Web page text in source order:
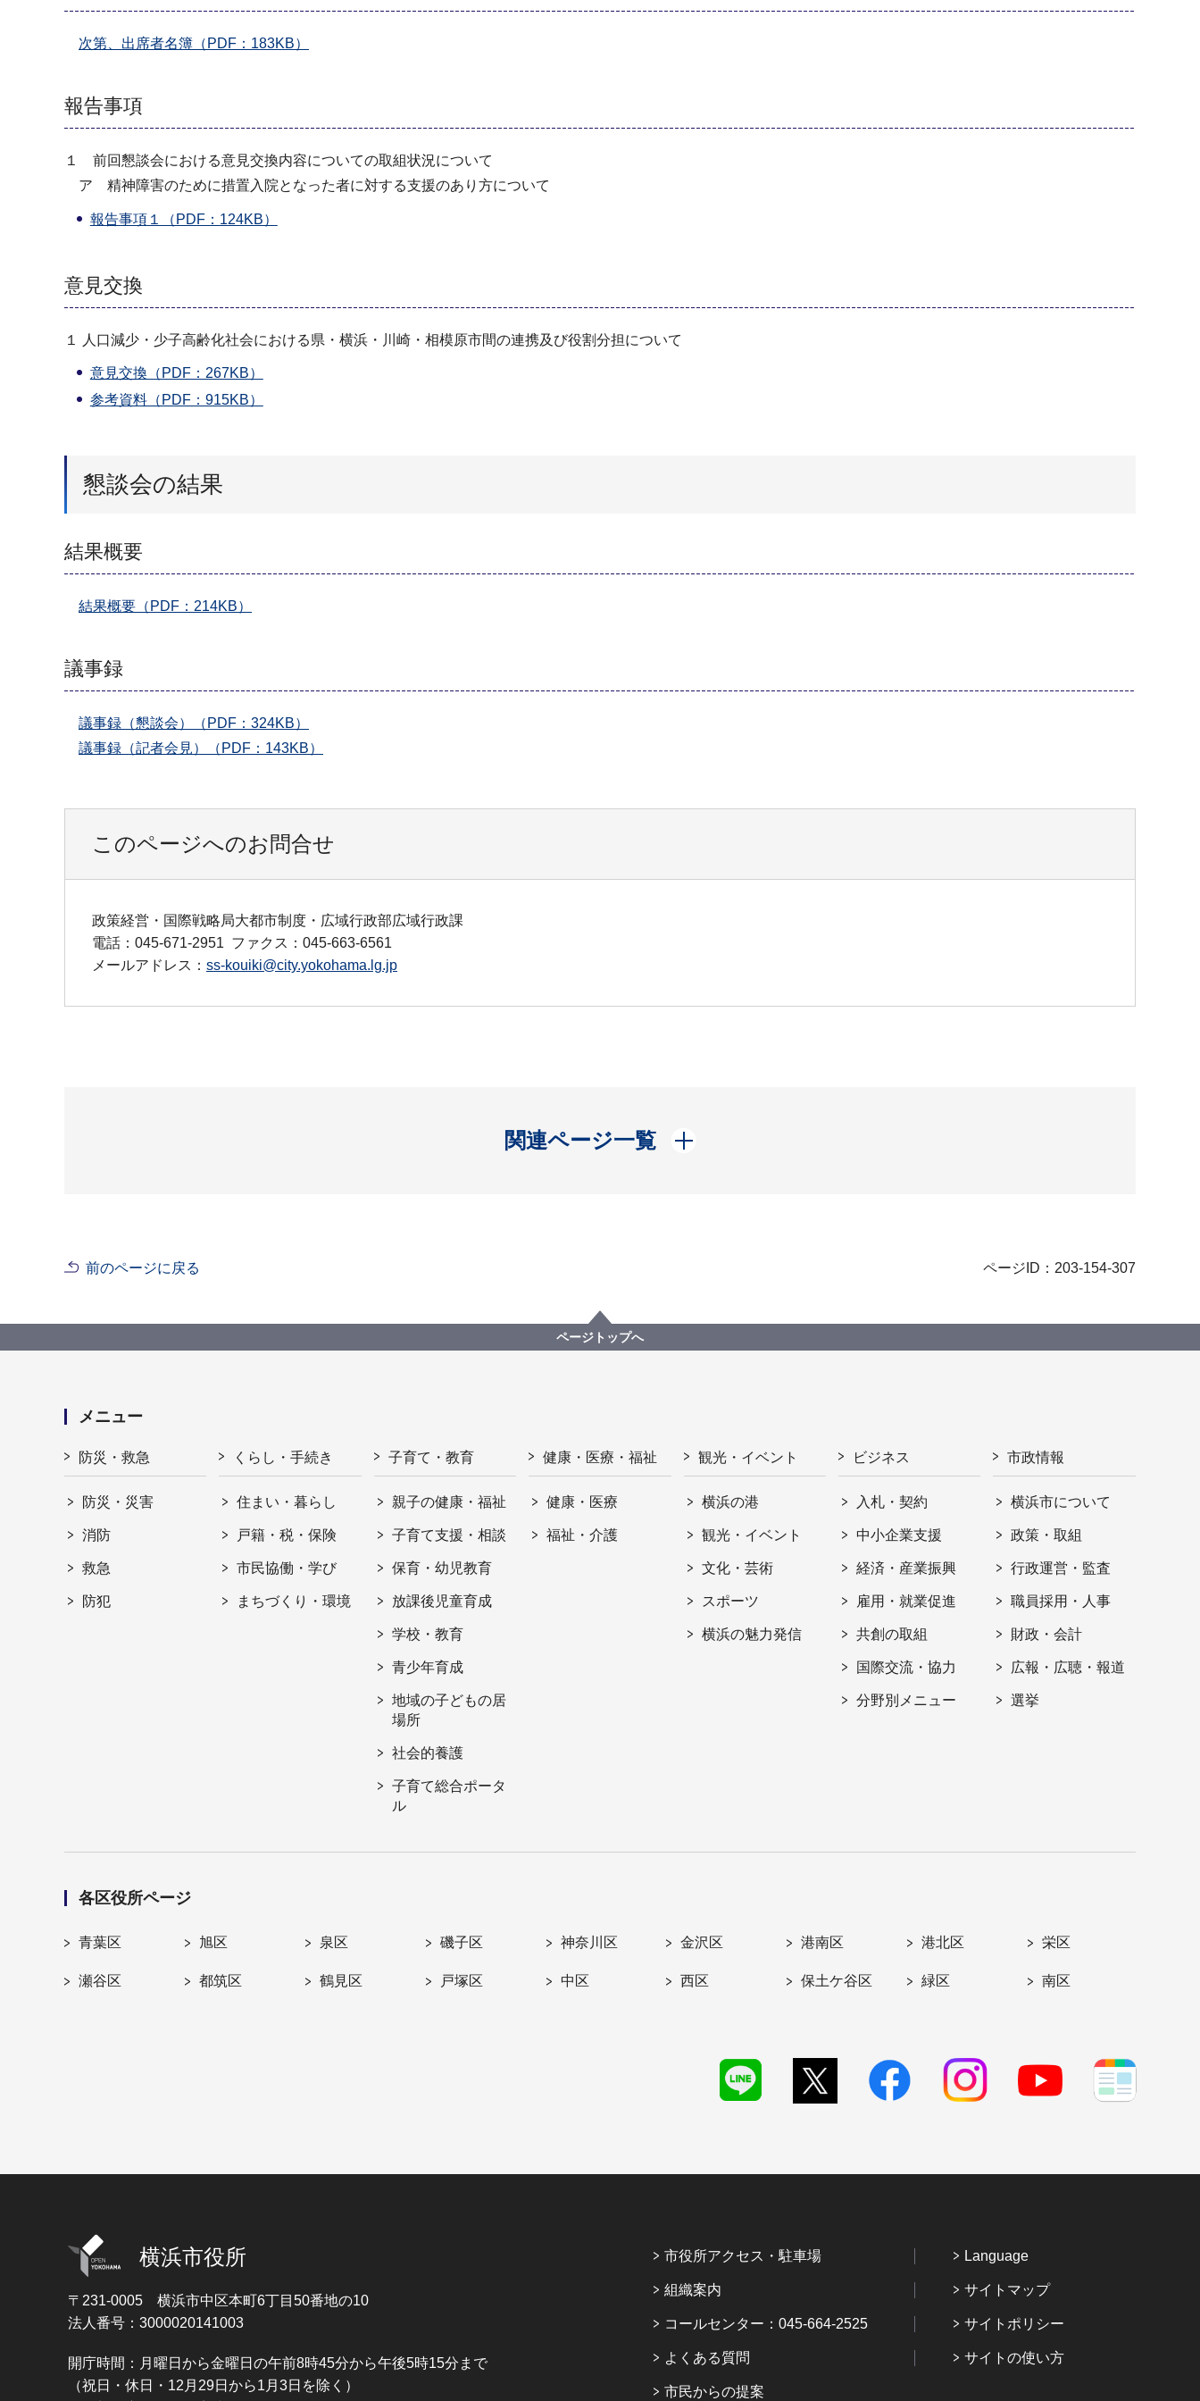
次第、出席者名簿（PDF：183KB）
報告事項
１ 前回懇談会における意見交換内容についての取組状況について
ア 精神障害のために措置入院となった者に対する支援のあり方について
報告事項１（PDF：124KB）
意見交換
１ 人口減少・少子高齢化社会における県・横浜・川崎・相模原市間の連携及び役割分担について
意見交換（PDF：267KB）
参考資料（PDF：915KB）
懇談会の結果
結果概要
結果概要（PDF：214KB）
議事録
議事録（懇談会）（PDF：324KB）
議事録（記者会見）（PDF：143KB）
このページへのお問合せ
政策経営・国際戦略局大都市制度・広域行政部広域行政課
電話：045-671-2951 ファクス：045-663-6561
メールアドレス： ss-kouiki@city.yokohama.lg.jp
関連ページ一覧
開く
前のページに戻る ページID：203-154-307
ページトップへ
メニュー
防災・救急
防災・災害
消防
救急
防犯
くらし・手続き
住まい・暮らし
戸籍・税・保険
市民協働・学び
まちづくり・環境
子育て・教育
親子の健康・福祉
子育て支援・相談
保育・幼児教育
放課後児童育成
学校・教育
青少年育成
地域の子どもの居
場所
社会的養護
子育て総合ポータ
ル
健康・医療・福祉
健康・医療
福祉・介護
観光・イベント
横浜の港
観光・イベント
文化・芸術
スポーツ
横浜の魅力発信
ビジネス
入札・契約
中小企業支援
経済・産業振興
雇用・就業促進
共創の取組
国際交流・協力
分野別メニュー
市政情報
横浜市について
政策・取組
行政運営・監査
職員採用・人事
財政・会計
広報・広聴・報道
選挙
各区役所ページ
青葉区 旭区 泉区 磯子区 神奈川区 金沢区 港南区 港北区 栄区
瀬谷区 都筑区 鶴見区 戸塚区 中区 西区 保土ケ谷区 緑区 南区
横浜市役所
〒231-0005 横浜市中区本町6丁目50番地の10
法人番号：3000020141003
開庁時間：月曜日から金曜日の午前8時45分から午後5時15分まで
（祝日・休日・12月29日から1月3日を除く）
市役所アクセス・駐車場
組織案内
コールセンター：045-664-2525
よくある質問
市民からの提案
Language
サイトマップ
サイトポリシー
サイトの使い方